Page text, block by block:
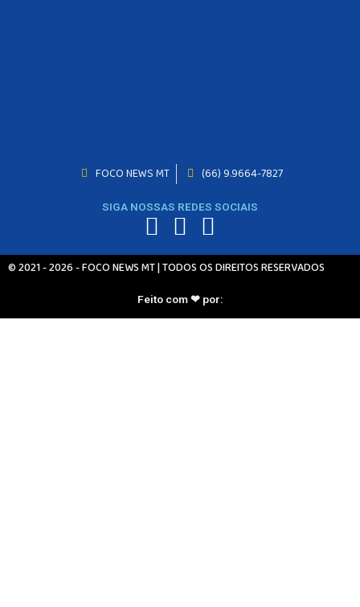
FOCO NEWS MT (66) 9.9664-7827
SIGA NOSSAS REDES SOCIAIS
© 2021 - 2026 - FOCO NEWS MT | TODOS OS DIREITOS RESERVADOS
Feito com ❤ por: